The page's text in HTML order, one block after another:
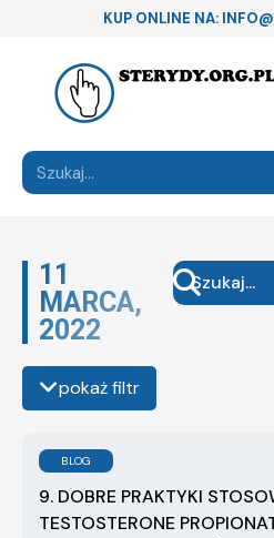
KUP ONLINE NA:
11
MARCA,
2022
pokaż filtr
BLOG
9. DOBRE PRAKTYKI
TESTOSTERONE